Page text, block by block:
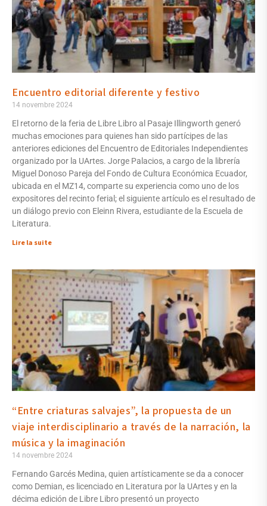
Encuentro editorial diferente y festivo
14 novembre 2024
El retorno de la feria de Libre Libro al Pasaje Illingworth generó
muchas emociones para quienes han sido partícipes de las
anteriores ediciones del Encuentro de Editoriales Independientes
organizado por la UArtes. Jorge Palacios, a cargo de la librería
Miguel Donoso Pareja del Fondo de Cultura Económica Ecuador,
ubicada en el MZ14, comparte su experiencia como uno de los
expositores del recinto ferial; el siguiente artículo es el resultado de
un diálogo previo con Eleinn Rivera, estudiante de la Escuela de
Literatura.
Lire la suite
“Entre criaturas salvajes”, la propuesta de un
viaje interdisciplinario a través de la narración, la
música y la imaginación
14 novembre 2024
Fernando Garcés Medina, quien artísticamente se da a conocer
como Demian, es licenciado en Literatura por la UArtes y en la
décima edición de Libre Libro presentó un proyecto